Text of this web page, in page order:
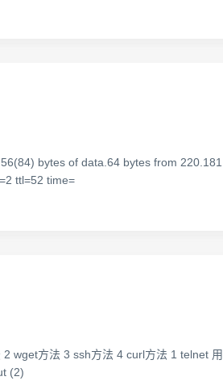
bytes of data.64 bytes from
ttl=52 time=
wget方法 3 ssh方法 4 curl方法 1 telnet
(2)